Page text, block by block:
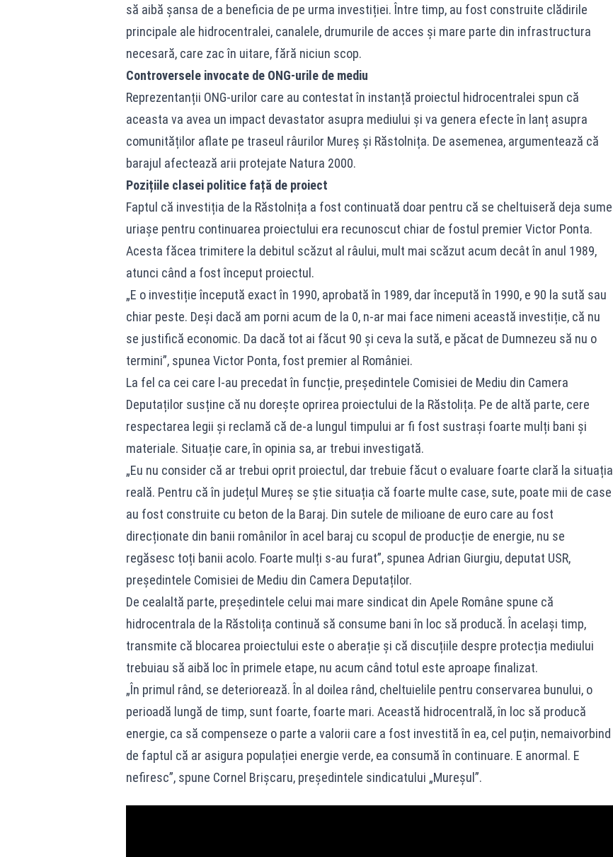
să aibă șansa de a beneficia de pe urma investiției. Între timp, au fost construite clădirile
principale ale hidrocentralei, canalele, drumurile de acces și mare parte din infrastructura
necesară, care zac în uitare, fără niciun scop.
Controversele invocate de ONG-urile de mediu
Reprezentanții ONG-urilor care au contestat în instanță proiectul hidrocentralei spun că
aceasta va avea un impact devastator asupra mediului și va genera efecte în lanț asupra
comunităților aflate pe traseul râurilor Mureș și Răstolnița. De asemenea, argumentează că
barajul afectează arii protejate Natura 2000.
Pozițiile clasei politice față de proiect
Faptul că investiția de la Răstolnița a fost continuată doar pentru că se cheltuiseră deja sume
uriașe pentru continuarea proiectului era recunoscut chiar de fostul premier Victor Ponta.
Acesta făcea trimitere la debitul scăzut al râului, mult mai scăzut acum decât în anul 1989,
atunci când a fost început proiectul.
„E o investiție începută exact în 1990, aprobată în 1989, dar începută în 1990, e 90 la sută sau
chiar peste. Deși dacă am porni acum de la 0, n-ar mai face nimeni această investiție, că nu
se justifică economic. Da dacă tot ai făcut 90 și ceva la sută, e păcat de Dumnezeu să nu o
termini”, spunea Victor Ponta, fost premier al României.
La fel ca cei care l-au precedat în funcție, președintele Comisiei de Mediu din Camera
Deputaților susține că nu dorește oprirea proiectului de la Răstolița. Pe de altă parte, cere
respectarea legii și reclamă că de-a lungul timpului ar fi fost sustrași foarte mulți bani și
materiale. Situație care, în opinia sa, ar trebui investigată.
„Eu nu consider că ar trebui oprit proiectul, dar trebuie făcut o evaluare foarte clară la situația
reală. Pentru că în județul Mureș se știe situația că foarte multe case, sute, poate mii de case
au fost construite cu beton de la Baraj. Din sutele de milioane de euro care au fost
direcționate din banii românilor în acel baraj cu scopul de producție de energie, nu se
regăsesc toți banii acolo. Foarte mulți s-au furat”, spunea Adrian Giurgiu, deputat USR,
președintele Comisiei de Mediu din Camera Deputaților.
De cealaltă parte, președintele celui mai mare sindicat din Apele Române spune că
hidrocentrala de la Răstolița continuă să consume bani în loc să producă. În același timp,
transmite că blocarea proiectului este o aberație și că discuțiile despre protecția mediului
trebuiau să aibă loc în primele etape, nu acum când totul este aproape finalizat.
„În primul rând, se deteriorează. În al doilea rând, cheltuielile pentru conservarea bunului, o
perioadă lungă de timp, sunt foarte, foarte mari. Această hidrocentrală, în loc să producă
energie, ca să compenseze o parte a valorii care a fost investită în ea, cel puțin, nemaivorbind
de faptul că ar asigura populației energie verde, ea consumă în continuare. E anormal. E
nefiresc”, spune Cornel Brișcaru, președintele sindicatului „Mureșul”.